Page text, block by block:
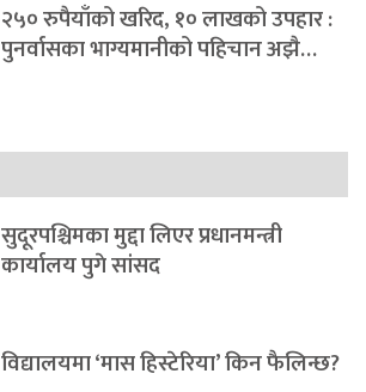
२५० रुपैयाँको खरिद, १० लाखको उपहार :
पुनर्वासका भाग्यमानीको पहिचान अझै…
सुदूरपश्चिमका मुद्दा लिएर प्रधानमन्त्री
कार्यालय पुगे सांसद
विद्यालयमा ‘मास हिस्टेरिया’ किन फैलिन्छ?